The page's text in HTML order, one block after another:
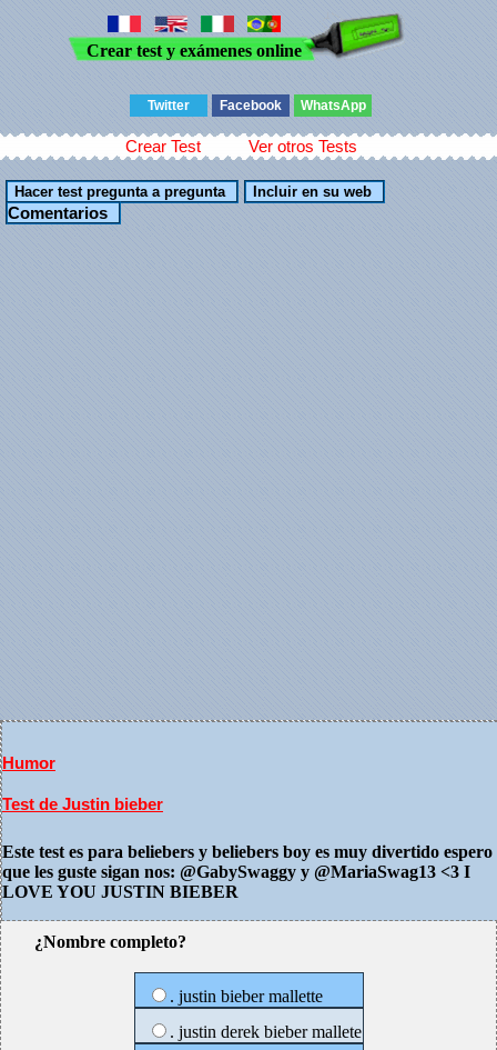
Crear test y exámenes online
Twitter Facebook WhatsApp
Crear Test Ver otros Tests
Comentarios
Humor
Test de Justin bieber
Este test es para beliebers y beliebers boy es muy divertido espero
que les guste sigan nos: @GabySwaggy y @MariaSwag13 <3 I
LOVE YOU JUSTIN BIEBER
¿Nombre completo?
. justin bieber mallette
. justin derek bieber mallete